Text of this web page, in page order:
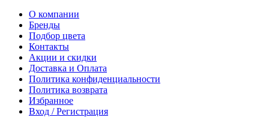
О компании
Бренды
Подбор цвета
Контакты
Акции и скидки
Доставка и Оплата
Политика конфиденциальности
Политика возврата
Избранное
Вход / Регистрация